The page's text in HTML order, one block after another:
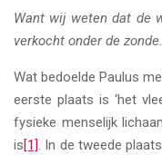
Want wij weten dat de
verkocht onder de zonde.
Wat bedoelde Paulus
eerste plaats is ‘het
fysieke menselijk
is[1]. In de tweede